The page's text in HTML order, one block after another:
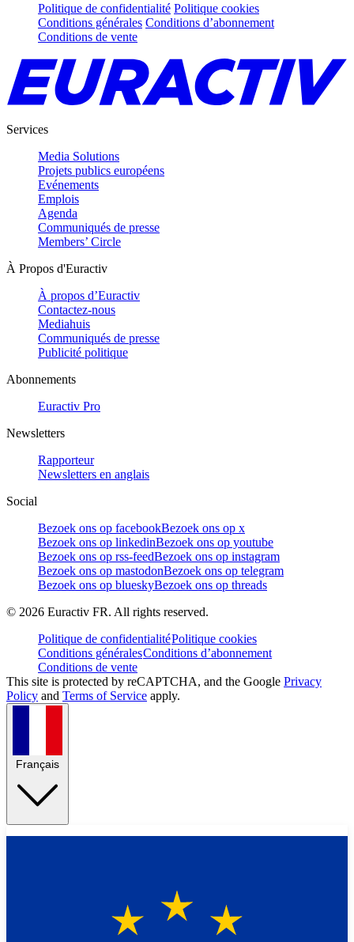
Politique de confidentialité Politique cookies
Conditions générales Conditions d’abonnement
Conditions de vente
Services
Media Solutions
Projets publics européens
Evénements
Emplois
Agenda
Communiqués de presse
Members’ Circle
À Propos d'Euractiv
À propos d’Euractiv
Contactez-nous
Mediahuis
Communiqués de presse
Publicité politique
Abonnements
Euractiv Pro
Newsletters
Rapporteur
Newsletters en anglais
Social
Bezoek ons op facebookBezoek ons op x
Bezoek ons op linkedinBezoek ons op youtube
Bezoek ons op rss-feedBezoek ons op instagram
Bezoek ons op mastodonBezoek ons op telegram
Bezoek ons op blueskyBezoek ons op threads
© 2026 Euractiv FR. All rights reserved.
Politique de confidentialitéPolitique cookies
Conditions généralesConditions d’abonnement
Conditions de vente
This site is protected by reCAPTCHA, and the Google Privacy
Policy and Terms of Service apply.
Français